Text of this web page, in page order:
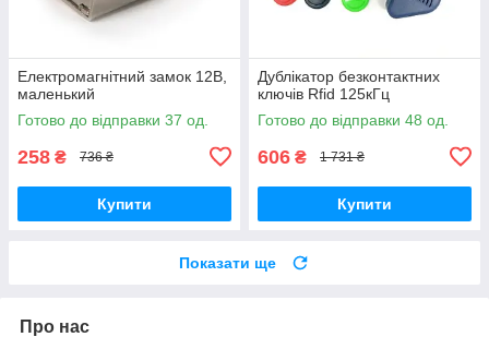
Електромагнітний замок 12В,
маленький
Готово до відправки 37 од.
258 ₴ 736 ₴
Купити
Дублікатор безконтактних
ключів Rfid 125кГц
Готово до відправки 48 од.
606 ₴ 1 731 ₴
Купити
Показати ще
Про нас